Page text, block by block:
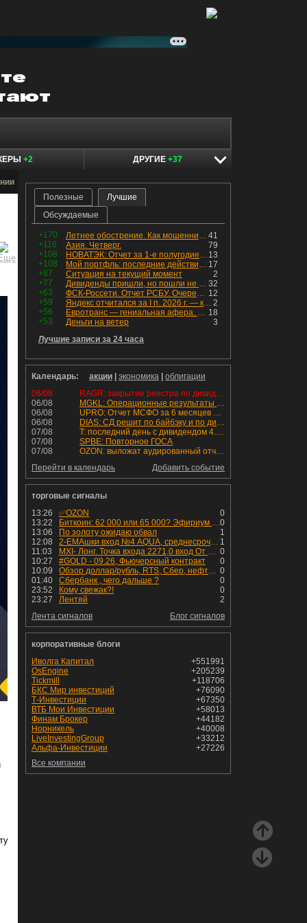
+2 ДРУГИЕ +37
Полезные
Лучшие
Обсуждаемые
+170 41
Летнее обострение. Как мошенники пытаются подсунуть кнопку "БАБЛО" девушкам
+116
79
Азия. Четверг.
+108
13
НОВАТЭК: Отчет за 1-е полугодие 2026 - прибыль продолжает падать, но лучшее впереди, если не прилетит
+108
17
Мой портфль: последние действия и текущая структура. Краткий комментарий по всем позициям
+87
2
Ситуация на текущий момент
+77
32
Дивиденды пришли, но пошли не туда
+63
12
ФСК-Россети. Отчет РСБУ. Очередная допка - бомбовые новости в эфире
+59
2
Яндекс отчитался за I п. 2026 г. — компания увеличила инвестиции и долг. Buyback начал работать, продали Авто.Ру.
+56
18
Евротранс — гениальная афера. Собрал с инвесторов денег, выплатил дивидендов больше текущей капитализации и ушёл в дефолт
+53
3
Деньги на ветер
Лучшие записи за 24 часа
Календарь: акции экономика
облигации
06/08
RAGR: закрытие реестра по дивидендам 16.48 руб
06/08
MGKL: Операционные результаты за 7 мес. 2026 г.
06/08
UPRO: Отчет МСФО за 6 месяцев 2026 года
06/08
DIAS: СД решит по байбэку и по дивидендам
07/08
T: последний день с дивидендом 4.6 руб
07/08
SPBE: Повторное ГОСА
07/08
OZON: выложат аудированный отчет МСФО 1П2026
Добавить событие
Перейти в календарь
торговые сигналы
13:26
0
✅OZON
13:22
0
Биткоин: 62 000 или 65 000? Эфириум - к 1 950
13:06
1
По золоту ожидаю обвал
12:08
1
2-EMAшки вход №4 AQUA, среднесрочная сделка.
11:03
0
MXI- Лонг. Точка входа 2271,0 вход От 03,08,2026. на предыдущем скрин указана. В работе будет от 5-10 дней. Стоп-лосс-2220,75 Цель- 2727,0
10:27
0
#GOLD - 09.26, Фьючерсный контракт
10:09
0
Обзор доллар/рубль, RTS, Сбер, нефть Brent, натуральный газ, bitcoin и золото на 6 августа 2026
01:40
0
Сбербанк , чего дальше ?
23:52
0
Кому свежак?!
23:27
2
Лентяй
Блог сигналов
Лента сигналов
корпоративные блоги
+551991
Иволга Капитал
+205239
OsEngine
+118706
Tickmill
+76090
БКС Мир инвестиций
+67350
Т-Инвестиции
+58013
ВТБ Мои Инвестиции
+44182
Финам Брокер
+40008
Норникель
+33212
LiveInvestingGroup
+27226
Альфа-Инвестиции
Все компании